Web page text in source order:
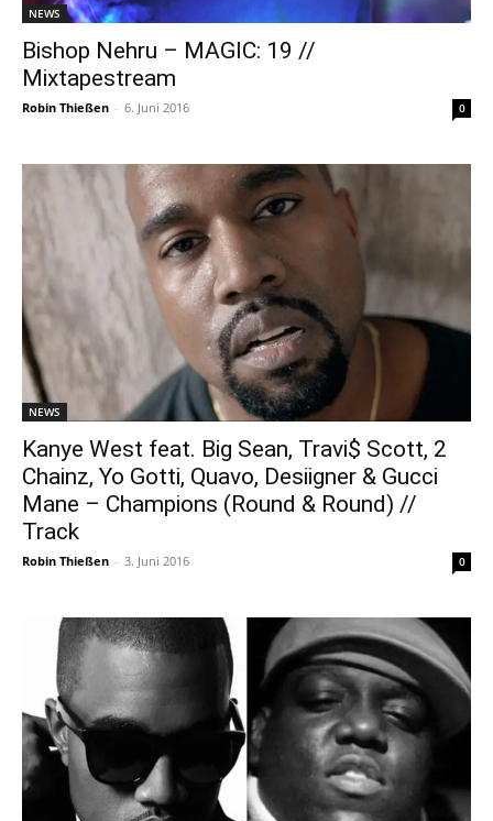
NEWS
Bishop Nehru – MAGIC: 19 //
Mixtapestream
Robin Thießen - 6. Juni 2016 0
NEWS
Kanye West feat. Big Sean, Travi$ Scott, 2
Chainz, Yo Gotti, Quavo, Desiigner & Gucci
Mane – Champions (Round & Round) //
Track
Robin Thießen - 3. Juni 2016 0